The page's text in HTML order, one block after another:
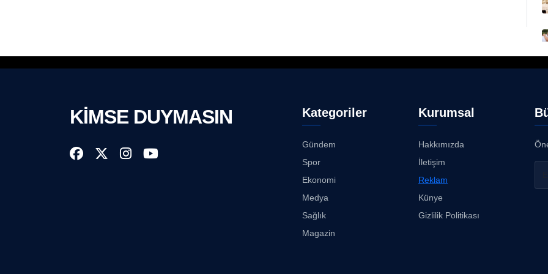
KİMSE DUYMASIN Kategoriler
Gündem
Spor
Ekonomi
Medya
Sağlık
Magazin
Kurumsal
Hakkımızda
İletişim
Reklam
Künye
Gizlilik Politikası